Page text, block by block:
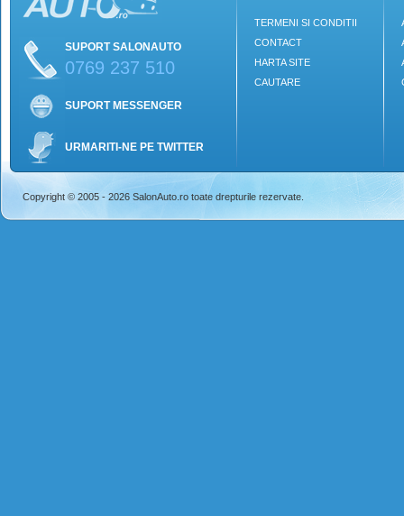
SUPORT SALONAUTO
0769 237 510
SUPORT MESSENGER
URMARITI-NE PE TWITTER
TERMENI SI CONDITII
CONTACT
HARTA SITE
CAUTARE
Copyright © 2005 - 2026 SalonAuto.ro toate drepturile rezervate.